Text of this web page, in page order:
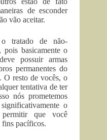
de esconder
vão aceitar.
tratado de não-
pois basicamente o
possuir armas
permanentes do
O resto de vocês, o
tentativa de ter
nós prometemos
o
que você
fins pacíficos.